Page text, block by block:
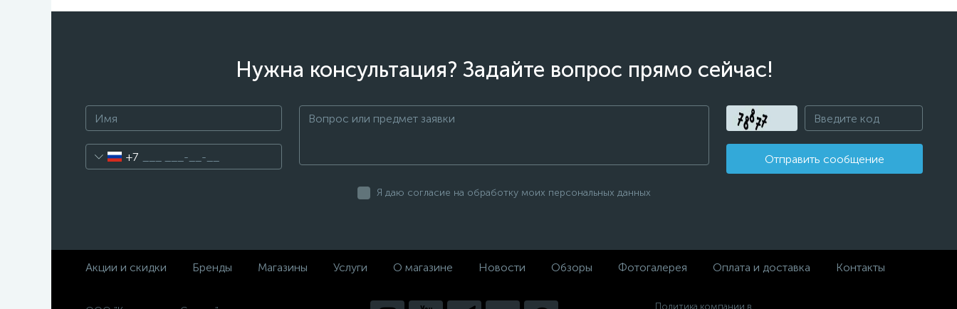
Нужна консультация? Задайте вопрос прямо сейчас!
+7 Отправить сообщение
Я даю согласие на обработку моих персональных данных
Акции и скидки Бренды Магазины Услуги О магазине Новости Обзоры Фотогалерея Оплата и доставка Контакты
Политика компании в